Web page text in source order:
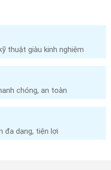
thuật giàu kinh nghiệm
chóng, an toàn
đa dạng, tiện lợi